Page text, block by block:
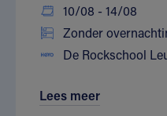
10/08 - 14/08
Zonder
De Rockschool
Lees meer